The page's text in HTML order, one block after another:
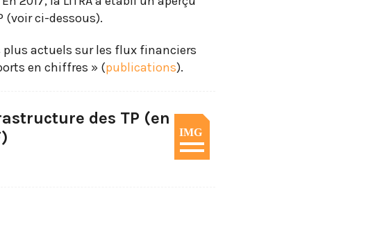
(voir ci-dessous).
plus actuels sur les flux financiers
en chiffres » (publications).
des TP (en
IMG